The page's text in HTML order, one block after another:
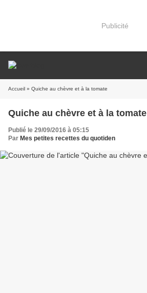
Publicité
Accueil » Quiche au chèvre et à la tomate
Quiche au chèvre et à la tomate
Publié le 29/09/2016 à 05:15
Par Mes petites recettes du quotiden